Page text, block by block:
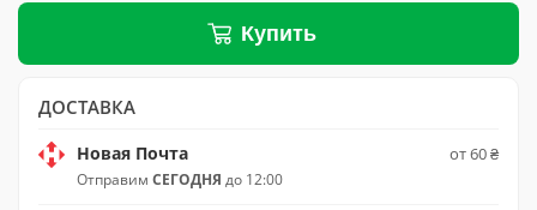
Купить
ДОСТАВКА
Новая Почта
Отправим СЕГОДНЯ до 12:00
от 60 ₴